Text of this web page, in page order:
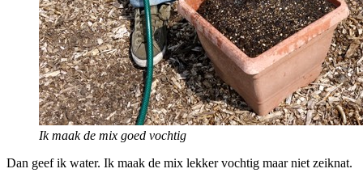
Ik maak de mix goed vochtig
Dan geef ik water. Ik maak de mix lekker vochtig maar niet zeiknat.